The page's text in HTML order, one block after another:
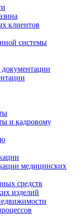
клиентов
системы
документации
и кадровому
медицинских
средств
изделий